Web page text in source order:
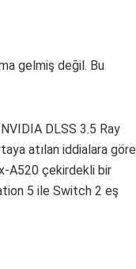
gelmiş değil. Bu
DLSS 3.5 Ray
atılan iddialara göre
A520 çekirdekli bir
5 ile Switch 2 eş